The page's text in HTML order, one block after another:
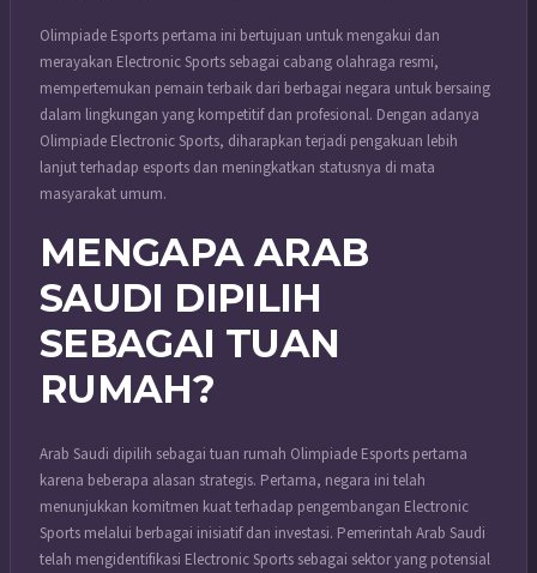
Olimpiade Esports pertama ini bertujuan untuk mengakui dan
merayakan Electronic Sports sebagai cabang olahraga resmi,
mempertemukan pemain terbaik dari berbagai negara untuk bersaing
dalam lingkungan yang kompetitif dan profesional. Dengan adanya
Olimpiade Electronic Sports, diharapkan terjadi pengakuan lebih
lanjut terhadap esports dan meningkatkan statusnya di mata
masyarakat umum.
MENGAPA ARAB
SAUDI DIPILIH
SEBAGAI TUAN
RUMAH?
Arab Saudi dipilih sebagai tuan rumah Olimpiade Esports pertama
karena beberapa alasan strategis. Pertama, negara ini telah
menunjukkan komitmen kuat terhadap pengembangan Electronic
Sports melalui berbagai inisiatif dan investasi. Pemerintah Arab Saudi
telah mengidentifikasi Electronic Sports sebagai sektor yang potensial